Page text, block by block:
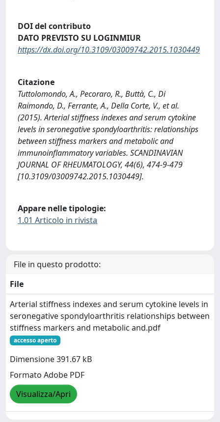
DOI del contributo
DATO PREVISTO SU LOGINMIUR
https://dx.doi.org/10.3109/03009742.2015.1030449
Citazione
Tuttolomondo, A., Pecoraro, R., Buttà, C., Di
Raimondo, D., Ferrante, A., Della Corte, V., et al.
(2015). Arterial stiffness indexes and serum cytokine
levels in seronegative spondyloarthritis: relationships
between stiffness markers and metabolic and
immunoinflammatory variables. SCANDINAVIAN
JOURNAL OF RHEUMATOLOGY, 44(6), 474-9-479
[10.3109/03009742.2015.1030449].
Appare nelle tipologie:
1.01 Articolo in rivista
File in questo prodotto:
File
Arterial stiffness indexes and serum cytokine levels in
seronegative spondyloarthritis relationships between
stiffness markers and metabolic and.pdf
accesso aperto
Dimensione 391.67 kB
Formato Adobe PDF
Visualizza/Apri